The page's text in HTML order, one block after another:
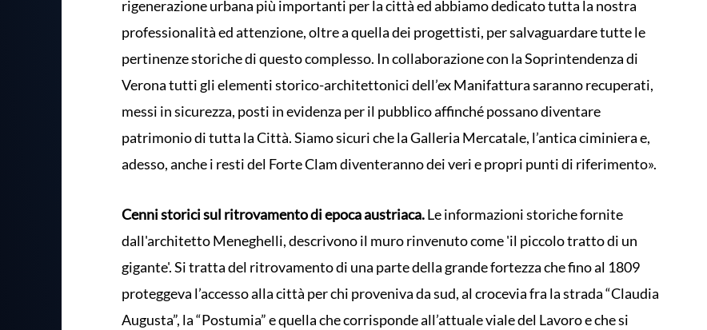
rigenerazione urbana più importanti per la città ed abbiamo dedicato tutta la nostra
professionalità ed attenzione, oltre a quella dei progettisti, per salvaguardare tutte le
pertinenze storiche di questo complesso. In collaborazione con la Soprintendenza di
Verona tutti gli elementi storico-architettonici dell’ex Manifattura saranno recuperati,
messi in sicurezza, posti in evidenza per il pubblico affinché possano diventare
patrimonio di tutta la Città. Siamo sicuri che la Galleria Mercatale, l’antica ciminiera e,
adesso, anche i resti del Forte Clam diventeranno dei veri e propri punti di riferimento».
Cenni storici sul ritrovamento di epoca austriaca.Le informazioni storiche fornite
dall'architetto Meneghelli, descrivono il muro rinvenuto come 'il piccolo tratto di un
gigante'. Si tratta del ritrovamento di una parte della grande fortezza che fino al 1809
proteggeva l’accesso alla città per chi proveniva da sud, al crocevia fra la strada “Claudia
Augusta”, la “Postumia” e quella che corrisponde all’attuale viale del Lavoro e che si